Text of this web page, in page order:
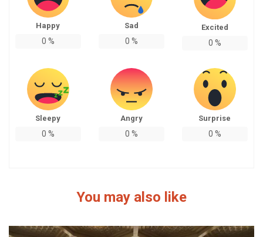
Happy
0 %
Sad
0 %
Excited
0 %
Sleepy
0 %
Angry
0 %
Surprise
0 %
You may also like